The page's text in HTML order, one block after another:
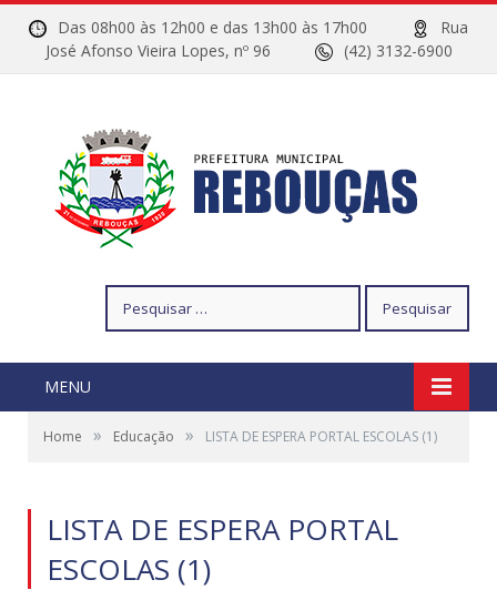
Das 08h00 às 12h00 e das 13h00 às 17h00
Rua
José Afonso Vieira Lopes, nº 96
(42) 3132-6900
por:
MENU
Home » Educação » LISTA DE ESPERA PORTAL ESCOLAS (1)
LISTA DE ESPERA PORTAL
ESCOLAS (1)